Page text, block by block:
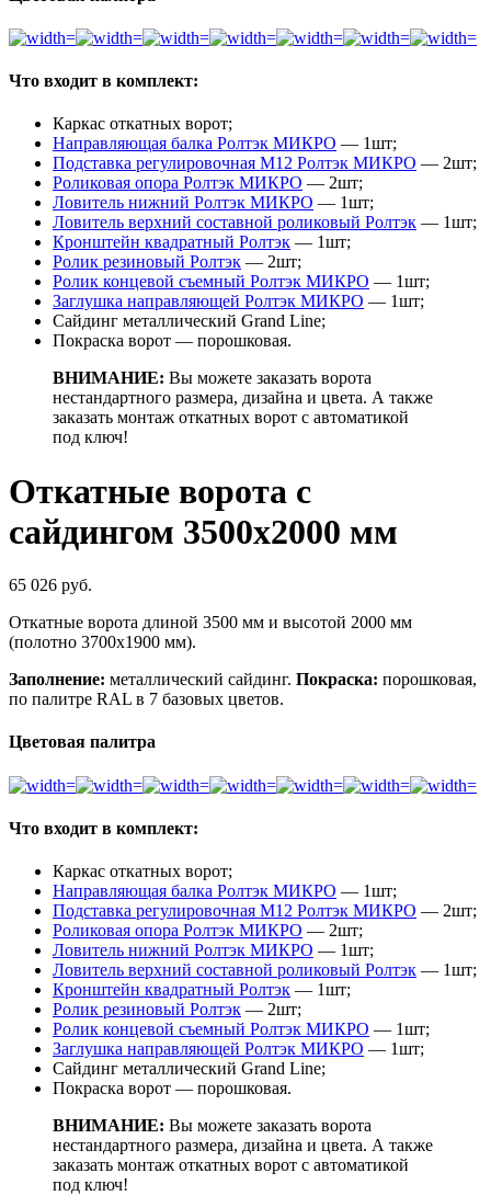
Что входит в комплект:
Каркас откатных ворот;
Направляющая балка Ролтэк МИКРО — 1шт;
Подставка регулировочная М12 Ролтэк МИКРО — 2шт;
Роликовая опора Ролтэк МИКРО — 2шт;
Ловитель нижний Ролтэк МИКРО — 1шт;
Ловитель верхний составной роликовый Ролтэк — 1шт;
Кронштейн квадратный Ролтэк — 1шт;
Ролик резиновый Ролтэк — 2шт;
Ролик концевой съемный Ролтэк МИКРО — 1шт;
Заглушка направляющей Ролтэк МИКРО — 1шт;
Сайдинг металлический Grand Line;
Покраска ворот — порошковая.
ВНИМАНИЕ: Вы можете заказать ворота
нестандартного размера, дизайна и цвета. А также
заказать монтаж откатных ворот с автоматикой
под ключ!
Откатные ворота с
сайдингом 3500х2000 мм
65 026 руб.
Откатные ворота длиной 3500 мм и высотой 2000 мм
(полотно 3700х1900 мм).
Заполнение: металлический сайдинг. Покраска: порошковая,
по палитре RAL в 7 базовых цветов.
Цветовая палитра
Что входит в комплект:
Каркас откатных ворот;
Направляющая балка Ролтэк МИКРО — 1шт;
Подставка регулировочная М12 Ролтэк МИКРО — 2шт;
Роликовая опора Ролтэк МИКРО — 2шт;
Ловитель нижний Ролтэк МИКРО — 1шт;
Ловитель верхний составной роликовый Ролтэк — 1шт;
Кронштейн квадратный Ролтэк — 1шт;
Ролик резиновый Ролтэк — 2шт;
Ролик концевой съемный Ролтэк МИКРО — 1шт;
Заглушка направляющей Ролтэк МИКРО — 1шт;
Сайдинг металлический Grand Line;
Покраска ворот — порошковая.
ВНИМАНИЕ: Вы можете заказать ворота
нестандартного размера, дизайна и цвета. А также
заказать монтаж откатных ворот с автоматикой
под ключ!